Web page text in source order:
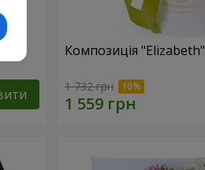
Композиція "Elizabeth"
1 732 грн